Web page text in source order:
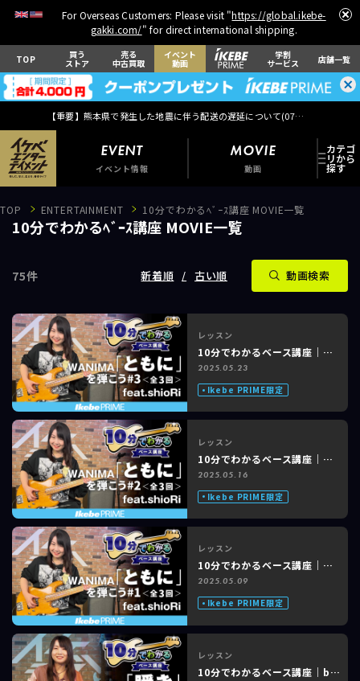
For Overseas Customers: Please visit "https://global.ikebe-
gakki.com/" for direct international shipping.
TOP 買う
ストア
売る
中古買取
イベント
動画
学割
サービス 店舗一覧
【重要】熊本県で発生した地震に伴う配送の遅延について(07月29日
EVENT
イベント情報
MOVIE
動画
イベント情報
MOVIE 動画
TOP ENTERTAINMENT 10分でわかるﾍﾞｰｽ講座 MOVIE一覧
10分でわかるﾍﾞｰｽ講座 MOVIE一覧
75件 新着順 古い順 動画検索
レッスン
10分でわかるベース講座｜WANIMA「ともに」feat. shioRi #3 of 3
2025.05.23
Ikebe PRIME限定
レッスン
10分でわかるベース講座｜WANIMA「ともに」feat. shioRi #2 of 3
2025.05.16
Ikebe PRIME限定
レッスン
10分でわかるベース講座｜WANIMA「ともに」feat. shioRi #1 of 3
2025.05.09
Ikebe PRIME限定
レッスン
10分でわかるベース講座｜back number「瞬き」feat. shioRi #3 of 3